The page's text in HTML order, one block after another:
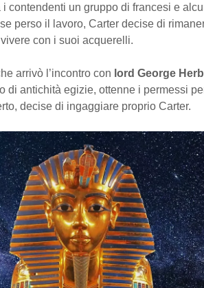
contendenti un gruppo di francesi e
perso il lavoro, Carter decise di
con i suoi acquerelli.
arrivò l’incontro con lord George
di antichità egizie, ottenne i permessi
decise di ingaggiare proprio Carter.